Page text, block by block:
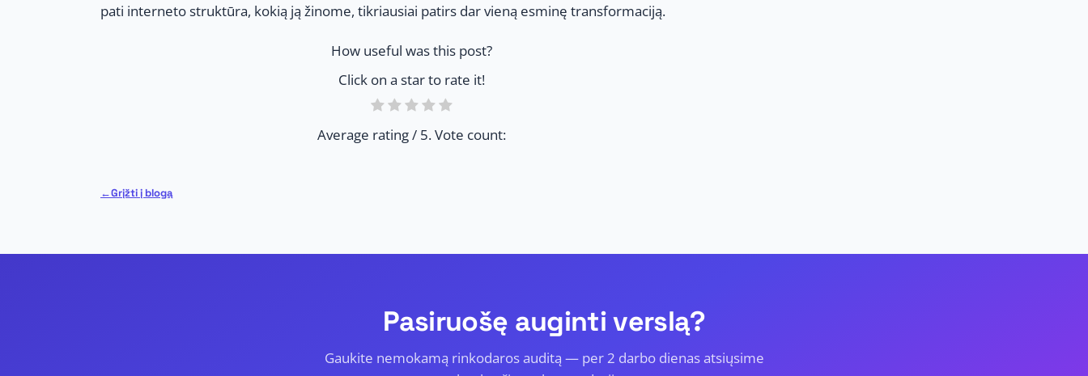
pati interneto struktūra, kokią ją žinome, tikriausiai patirs dar vieną esminę transformaciją.
How useful was this post?
Click on a star to rate it!
Average rating/ 5. Vote count:
Grįžti į blogą
Pasiruošę auginti verslą?
Gaukite nemokamą rinkodaros auditą — per 2 darbo dienas atsiųsime